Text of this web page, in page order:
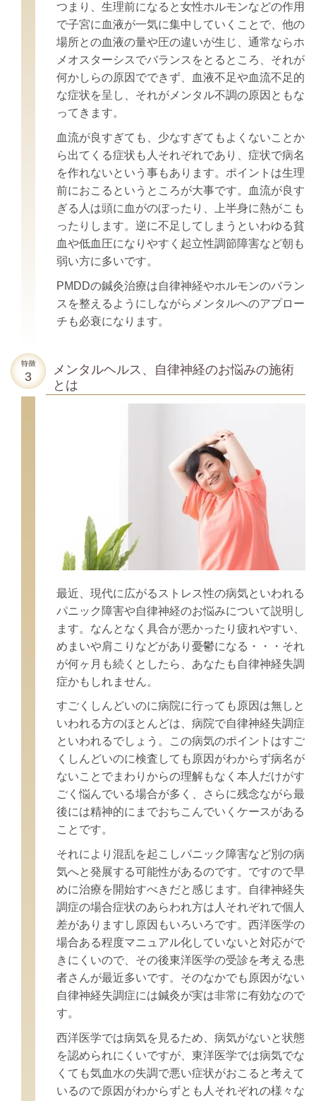
つまり、生理前になると女性ホルモンなどの作用
で子宮に血液が一気に集中していくことで、他の
場所との血液の量や圧の違いが生じ、通常ならホ
メオスターシスでバランスをとるところ、それが
何かしらの原因でできず、血液不足や血流不足的
な症状を呈し、それがメンタル不調の原因ともな
ってきます。
血流が良すぎても、少なすぎてもよくないことか
ら出てくる症状も人それぞれであり、症状で病名
を作れないという事もあります。ポイントは生理
前におこるというところが大事です。血流が良す
ぎる人は頭に血がのぼったり、上半身に熱がこも
ったりします。逆に不足してしまうといわゆる貧
血や低血圧になりやすく起立性調節障害など朝も
弱い方に多いです。
PMDDの鍼灸治療は自律神経やホルモンのバラン
スを整えるようにしながらメンタルへのアプロー
チも必衰になります。
メンタルヘルス、自律神経のお悩みの施術
とは
最近、現代に広がるストレス性の病気といわれる
パニック障害や自律神経のお悩みについて説明し
ます。なんとなく具合が悪かったり疲れやすい、
めまいや肩こりなどがあり憂鬱になる・・・それ
が何ヶ月も続くとしたら、あなたも自律神経失調
症かもしれません。
すごくしんどいのに病院に行っても原因は無しと
いわれる方のほとんどは、病院で自律神経失調症
といわれるでしょう。この病気のポイントはすご
くしんどいのに検査しても原因がわからず病名が
ないことでまわりからの理解もなく本人だけがす
ごく悩んでいる場合が多く、さらに残念ながら最
後には精神的にまでおちこんでいくケースがある
ことです。
それにより混乱を起こしパニック障害など別の病
気へと発展する可能性があるのです。ですので早
めに治療を開始すべきだと感じます。自律神経失
調症の場合症状のあらわれ方は人それぞれで個人
差がありますし原因もいろいろです。西洋医学の
場合ある程度マニュアル化していないと対応がで
きにくいので、その後東洋医学の受診を考える患
者さんが最近多いです。そのなかでも原因がない
自律神経失調症には鍼灸が実は非常に有効なので
す。
西洋医学では病気を見るため、病気がないと状態
を認められにくいですが、東洋医学では病気でな
くても気血水の失調で悪い症状がおこると考えて
いるので原因がわからずとも人それぞれの様々な